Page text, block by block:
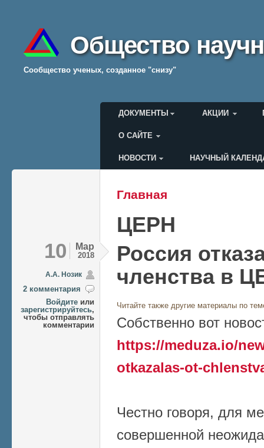
Общество
Cообщество ученых, созданное "снизу"
Главное меню
ДОКУМЕНТЫ АКЦИИ
О САЙТЕ
Меню пользователя
НОВОСТИ НАУЧНЫЙ
Вы здесь
Главная
ЦЕРН
10 Мар
2018
А.А. Нозик
2 комментария
Войдите или
зарегистрируйтесь,
чтобы отправлять
комментарии
Россия
членства в
Читайте также другие материалы по
Собственно вот
https://meduza.io/
otkazalas-ot-
Честно говоря, для
совершенной